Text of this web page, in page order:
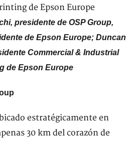
presidente de OSP Group,
de Epson Europe; Duncan
Commercial & Industrial
de Epson Europe
estratégicamente en
30 km del corazón de